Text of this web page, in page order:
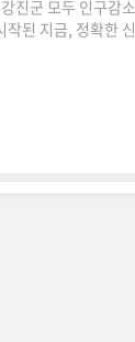
진군 모두 인구감
된 지금, 정확한
원 + 추가 혜택 가
민생지원금 정보
까지 중..